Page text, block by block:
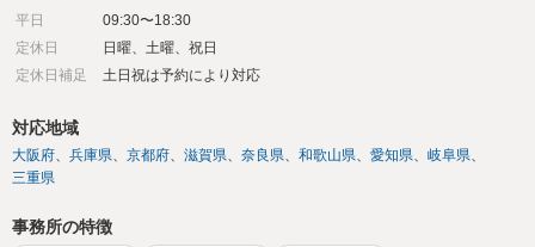
平日
09:30〜18:30
定休日
日曜、土曜、祝日
定休日補足
土日祝は予約により対応
対応地域
大阪府 兵庫県 京都府 滋賀県 奈良県 和歌山県 愛知県
岐阜県
三重県
事務所の特徴